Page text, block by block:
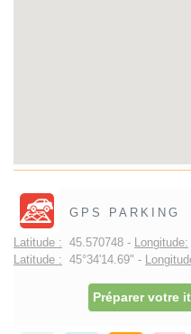
GPS PARKING
Latitude : 45.570748 - Longitude:
Latitude : 45°34'14.69" -
Préparer votre